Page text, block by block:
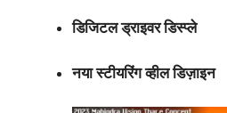
डिजिटल ड्राइवर डिस्प्ले
नया स्टीयरिंग व्हील डिज़ाइन